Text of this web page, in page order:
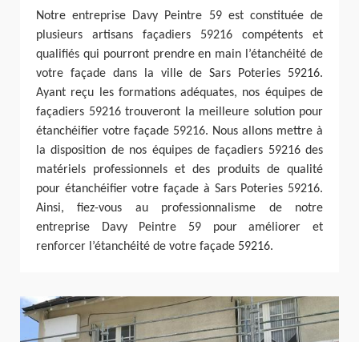
Notre entreprise Davy Peintre 59 est constituée de
plusieurs artisans façadiers 59216 compétents et
qualifiés qui pourront prendre en main l’étanchéité de
votre façade dans la ville de Sars Poteries 59216.
Ayant reçu les formations adéquates, nos équipes de
façadiers 59216 trouveront la meilleure solution pour
étanchéifier votre façade 59216. Nous allons mettre à
la disposition de nos équipes de façadiers 59216 des
matériels professionnels et des produits de qualité
pour étanchéifier votre façade à Sars Poteries 59216.
Ainsi, fiez-vous au professionnalisme de notre
entreprise Davy Peintre 59 pour améliorer et
renforcer l’étanchéité de votre façade 59216.